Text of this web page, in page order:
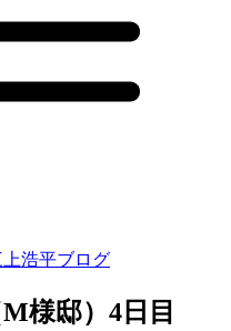
浩平ブログ
様邸）4日目